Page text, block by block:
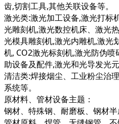
齿,切割工具,其他关联设备等。
激光类:激光加工设备,激光打标
光雕刻机,激光数控机床、激光
光模具雕刻机,激光内雕机,激光
机, CO2激光标刻机,激光防伪
助设备及配件,激光和光导发光
清洁类:焊接烟尘、工业粉尘治
系统等。
原材料、管材设备主题：
钢材、特殊钢、耐磨板、钢材